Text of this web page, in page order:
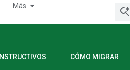
Más
INSTRUCTIVOS CÓMO MIGRAR